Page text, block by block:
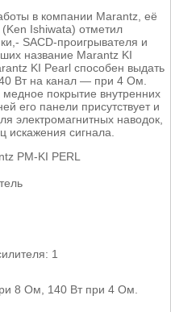
в компании Marantz, её
Ishiwata) отметил
SACD-проигрывателя и
название Marantz KI
KI Pearl способен выдать
Вт на канал — при 4 Ом.
покрытие внутренних
его панели присутствует и
электромагнитных наводок,
искажения сигнала.
PM-KI PERL
1
8 Ом, 140 Вт при 4 Ом.